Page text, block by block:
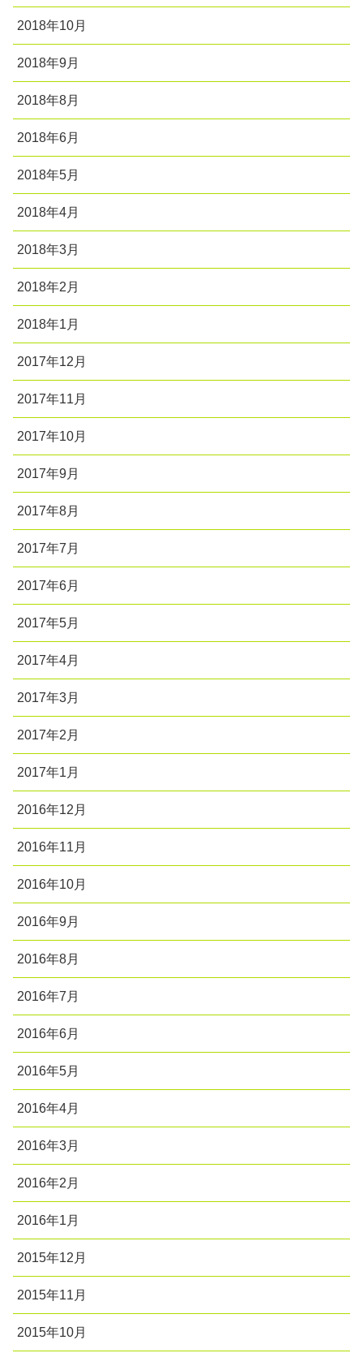
2018年10月
2018年9月
2018年8月
2018年6月
2018年5月
2018年4月
2018年3月
2018年2月
2018年1月
2017年12月
2017年11月
2017年10月
2017年9月
2017年8月
2017年7月
2017年6月
2017年5月
2017年4月
2017年3月
2017年2月
2017年1月
2016年12月
2016年11月
2016年10月
2016年9月
2016年8月
2016年7月
2016年6月
2016年5月
2016年4月
2016年3月
2016年2月
2016年1月
2015年12月
2015年11月
2015年10月